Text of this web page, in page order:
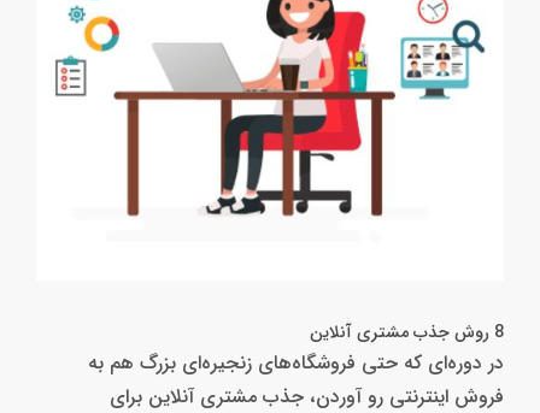
8 روش جذب مشتری آنلاین
در دوره‌ای که حتی فروشگاه‌های زنجیره‌ای بزرگ هم به
فروش اینترنتی رو آوردن، جذب مشتری آنلاین برای